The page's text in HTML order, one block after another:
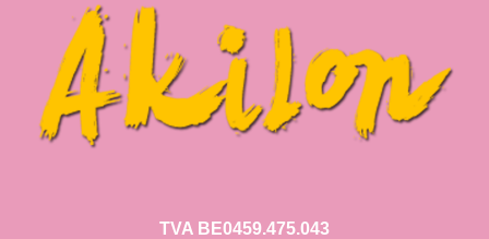
TVA BE0459.475.043